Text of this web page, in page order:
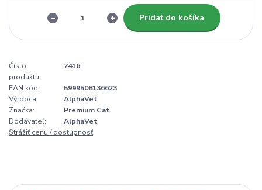
Pridať do košíka
Číslo
produktu:
7416
EAN kód:
5999508136623
Výrobca:
AlphaVet
Značka:
Premium Cat
Dodávateľ:
AlphaVet
Strážiť cenu / dostupnosť